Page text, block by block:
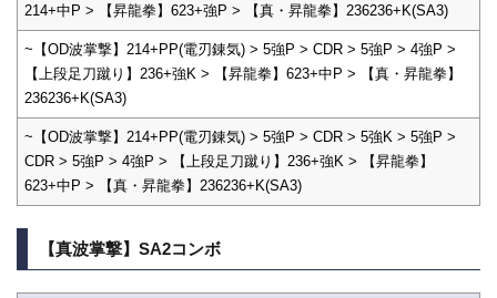
214+中P > 【昇龍拳】623+強P > 【真・昇龍拳】236236+K(SA3)
~【OD波掌撃】214+PP(電刃錬気) > 5強P > CDR > 5強P > 4強P >
【上段足刀蹴り】236+強K > 【昇龍拳】623+中P > 【真・昇龍拳】
236236+K(SA3)
~【OD波掌撃】214+PP(電刃錬気) > 5強P > CDR > 5強K > 5強P >
CDR > 5強P > 4強P > 【上段足刀蹴り】236+強K > 【昇龍拳】
623+中P > 【真・昇龍拳】236236+K(SA3)
【真波掌撃】SA2コンボ